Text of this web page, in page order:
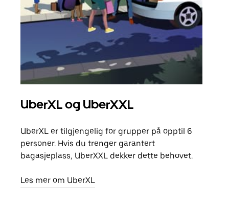
UberXL og UberXXL
UberXL er tilgjengelig for grupper på opptil 6
personer. Hvis du trenger garantert
bagasjeplass, UberXXL dekker dette behovet.
Les mer om UberXL